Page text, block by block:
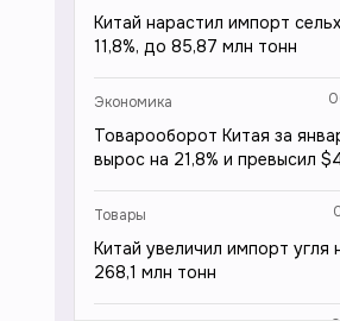
Китай нарастил импорт
11,8%, до 85,87 млн тонн
Экономика
Товарооборот Китая за
вырос на 21,8% и превысил
Товары
Китай увеличил импорт угля
268,1 млн тонн